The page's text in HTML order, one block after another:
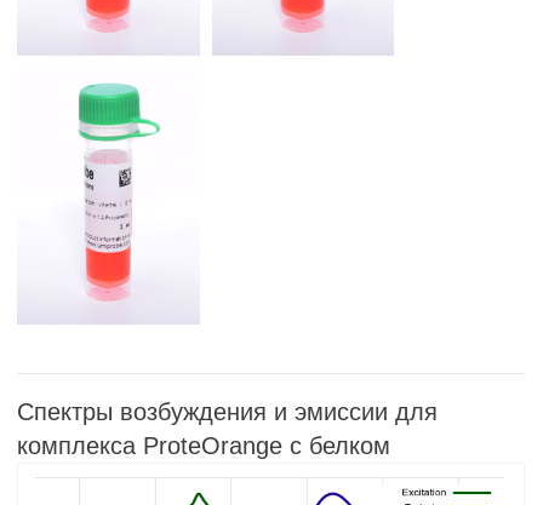
Спектры возбуждения и эмиссии для
комплекса ProteOrange с белком